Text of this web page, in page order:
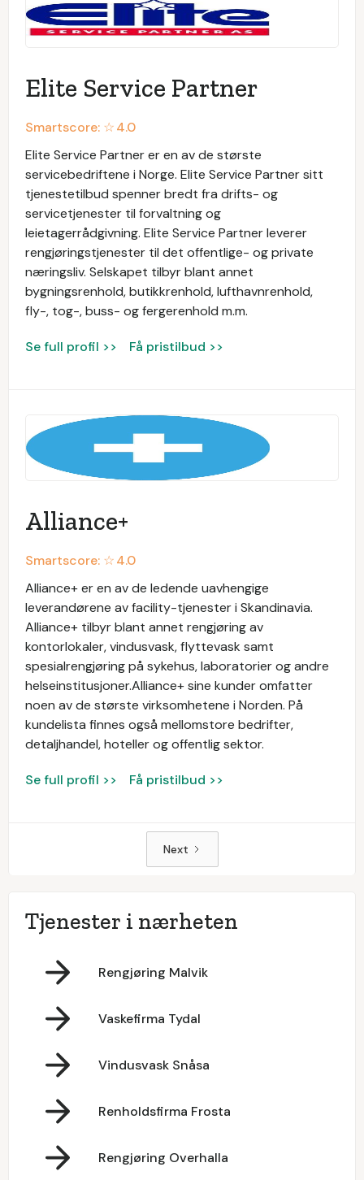
Elite Service Partner
Smartscore: ☆4.0
Elite Service Partner er en av de største
servicebedriftene i Norge. Elite Service Partner sitt
tjenestetilbud spenner bredt fra drifts- og
servicetjenester til forvaltning og
leietagerrådgivning. Elite Service Partner leverer
rengjøringstjenester til det offentlige- og private
næringsliv. Selskapet tilbyr blant annet
bygningsrenhold, butikkrenhold, lufthavnrenhold,
fly-, tog-, buss- og fergerenhold m.m.
Se full profil >> Få pristilbud >>
Alliance+
Smartscore: ☆4.0
Alliance+ er en av de ledende uavhengige
leverandørene av facility-tjenester i Skandinavia.
Alliance+ tilbyr blant annet rengjøring av
kontorlokaler, vindusvask, flyttevask samt
spesialrengjøring på sykehus, laboratorier og andre
helseinstitusjoner.Alliance+ sine kunder omfatter
noen av de største virksomhetene i Norden. På
kundelista finnes også mellomstore bedrifter,
detaljhandel, hoteller og offentlig sektor.
Se full profil >> Få pristilbud >>
Next
Tjenester i nærheten
Rengjøring Malvik
Vaskefirma Tydal
Vindusvask Snåsa
Renholdsfirma Frosta
Rengjøring Overhalla